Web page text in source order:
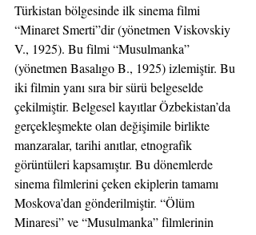
Türkistan bölgesinde ilk sinema filmi
“Minaret Smerti”dir (yönetmen Viskovskiy
V., 1925). Bu filmi “Musulmanka”
(yönetmen Basalıgo B., 1925) izlemiştir. Bu
iki filmin yanı sıra bir sürü belgeselde
çekilmiştir. Belgesel kayıtlar Özbekistan’da
gerçekleşmekte olan değişimile birlikte
manzaralar, tarihi anıtlar, etnografik
görüntüleri kapsamıştır. Bu dönemlerde
sinema filmlerini çeken ekiplerin tamamı
Moskova’dan gönderilmiştir. “Ölüm
Minaresi” ve “Musulmanka” filmlerinin